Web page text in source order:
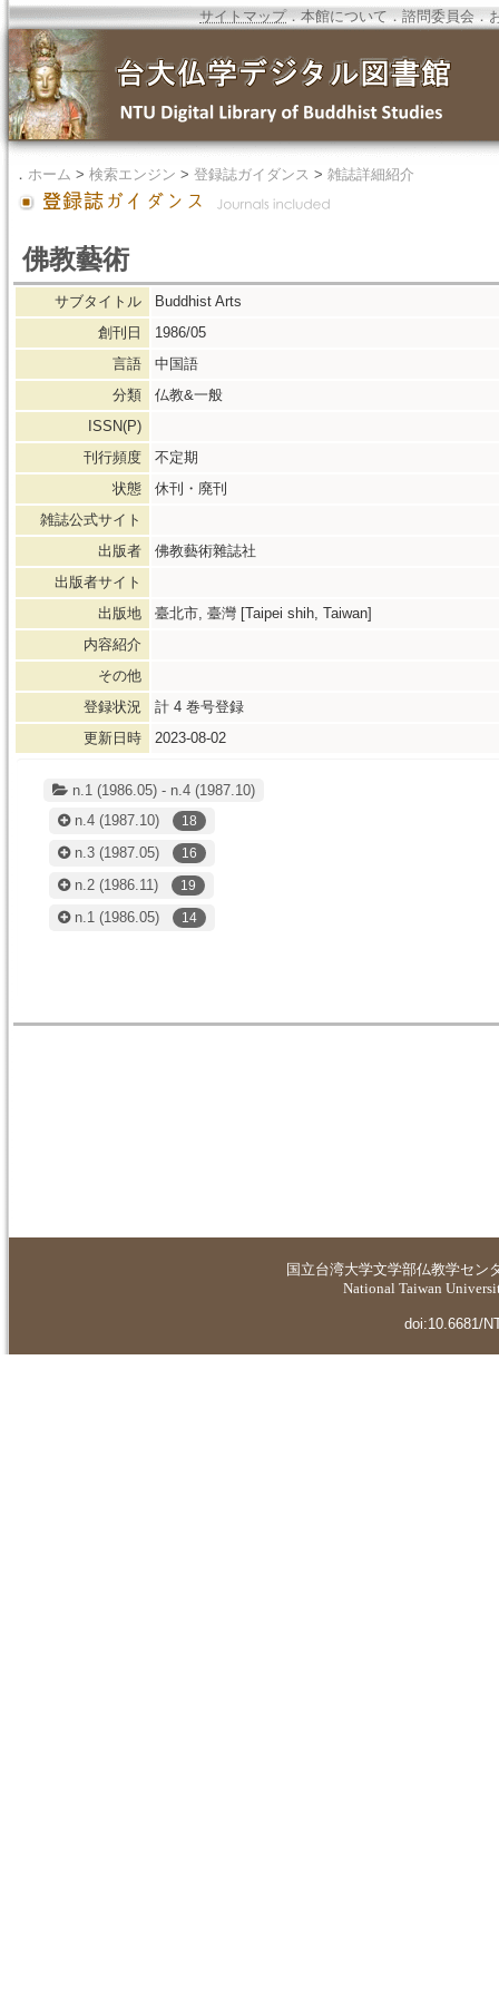
サイトマップ．本館について．諮問委員会．
． ホーム > 検索エンジン > 登録誌ガイダンス > 雑誌詳細紹介
佛教藝術
サブタイトル
Buddhist Arts
創刊日
1986/05
言語
中国語
分類
仏教&一般
ISSN(P)
刊行頻度
不定期
状態
休刊・廃刊
雑誌公式サイト
出版者
佛教藝術雜誌社
出版者サイト
出版地
臺北市, 臺灣 [Taipei shih, Taiwan]
内容紹介
その他
登録状況
計 4 巻号登録
更新日時
2023-08-02
n.1 (1986.05) - n.4 (1987.10)
n.4 (1987.10) 18
n.3 (1987.05) 16
n.2 (1986.11) 19
n.1 (1986.05) 14
国立台湾大学文学部仏教学セン
National Taiwan
doi:10.6681/